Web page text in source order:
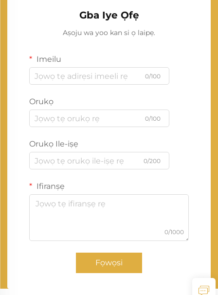
Gba Iye Ọfẹ
Aṣoju wa yoo kan si ọ laipẹ.
Imeilu
0/100
Orukọ
0/100
Orukọ Ile-iṣẹ
0/200
Ifiranṣẹ
0/1000
Fọwọsi